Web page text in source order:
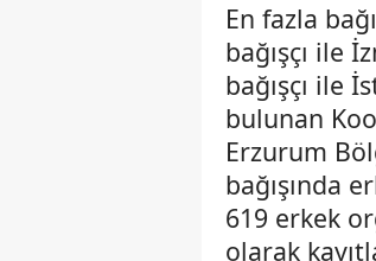
En fazla
bağışçı ile
bağışçı ile
bulunan
Erzurum
bağışında
619 erkek
olarak